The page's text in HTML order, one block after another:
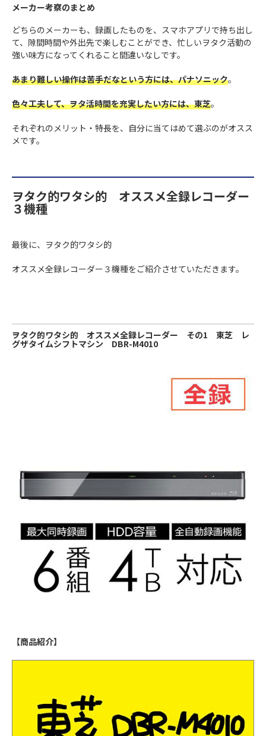
メーカー考察のまとめ
どちらのメーカーも、録画したものを、スマホアプリで持ち出し
て、隙間時間や外出先で楽しむことができ、忙しいヲタク活動の
強い味方になってくれること間違いなしです。
あまり難しい操作は苦手だなという方には、パナソニック。
色々工夫して、ヲタ活時間を充実したい方には、東芝。
それぞれのメリット・特長を、自分に当てはめて選ぶのがオスス
メです。
ヲタク的ワタシ的 オススメ全録レコーダー
３機種
最後に、ヲタク的ワタシ的
オススメ全録レコーダー３機種をご紹介させていただきます。
ヲタク的ワタシ的 オススメ全録レコーダー その1 東芝 レ
グザタイムシフトマシン DBR-M4010
【商品紹介】